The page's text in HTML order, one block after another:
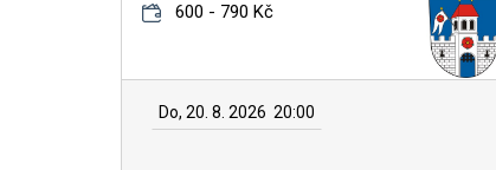
600 - 790 Kč
Do, 20. 8. 2026 20:00